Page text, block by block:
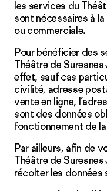
les services du
sont nécessaires à
ou commerciale.
Pour bénéficier des
Théâtre de
effet, sauf cas
civilité, adresse
vente en ligne,
sont des données
fonctionnement de
Par ailleurs, afin de
Théâtre de
récolter les données